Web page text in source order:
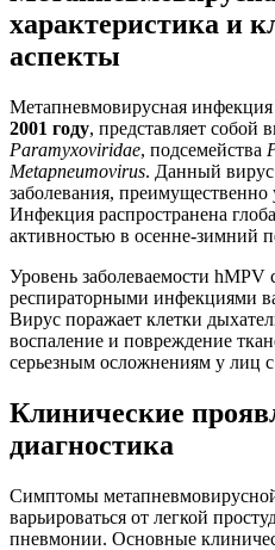
характеристика и
аспекты
Метапневмовирусная
2001 году, представляет собой
Paramyxoviridae, подсемейства
Metapneumovirus. Данный
заболевания,
Инфекция распространена
активностью в осенне-зимний
Уровень заболеваемости
респираторными инфекциями
Вирус поражает клетки
воспаление и повреждение
серьезным осложнениям у лиц
Клинические
диагностика
Симптомы
варьироваться от легкой
пневмонии. Основные